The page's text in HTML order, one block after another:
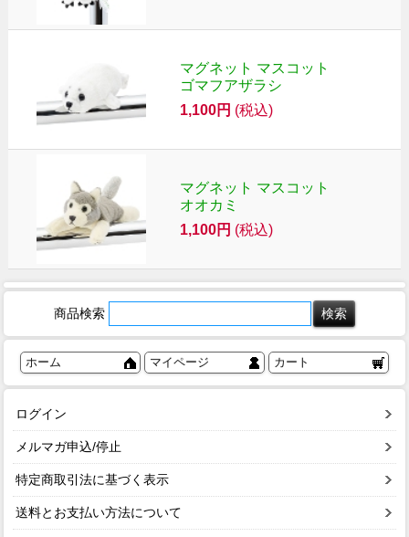
マグネット マスコット
ゴマフアザラシ
1,100円 (税込)
マグネット マスコット
オオカミ
1,100円 (税込)
商品検索
ホーム マイページ カート
ログイン
メルマガ申込/停止
特定商取引法に基づく表示
送料とお支払い方法について